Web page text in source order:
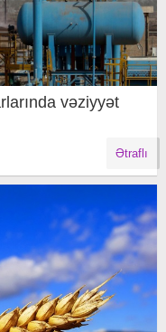
vəziyyət
Ətraflı